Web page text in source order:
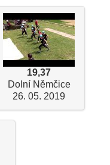
19,37
Dolní Němčice
26. 05. 2019